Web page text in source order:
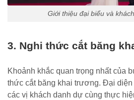
Giới thiệu đại biểu và
3. Nghi thức cắt băng
Khoảnh khắc quan trọng nhất của
thức cắt băng khai trương. Đại diện
các vị khách danh dự cùng thực